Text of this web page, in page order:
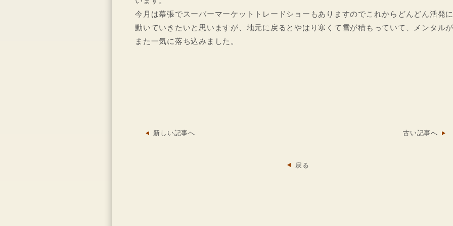
今月は幕張でスーパーマーケットトレードショーもありますのでこれからどんどん活発に
動いていきたいと思いますが、地元に戻るとやはり寒くて雪が積もっていて、メンタルが
また一気に落ち込みました。
新しい記事へ 古い記事へ
戻る